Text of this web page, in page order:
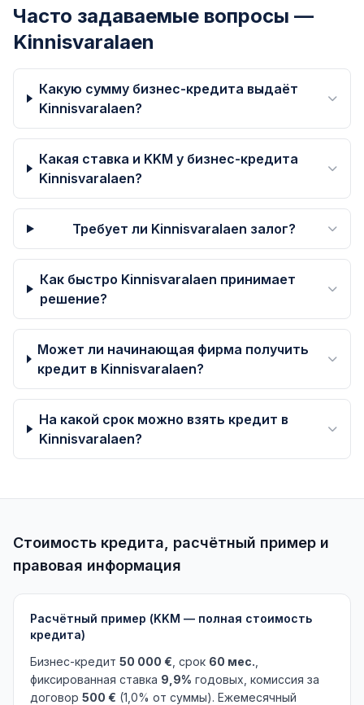
Часто задаваемые вопросы —
Kinnisvaralaen
Какую сумму бизнес-кредита выдаёт
Kinnisvaralaen?
Какая ставка и KKM у бизнес-кредита
Kinnisvaralaen?
Требует ли Kinnisvaralaen залог?
Как быстро Kinnisvaralaen принимает
решение?
Может ли начинающая фирма получить
кредит в Kinnisvaralaen?
На какой срок можно взять кредит в
Kinnisvaralaen?
Стоимость кредита, расчётный пример и
правовая информация
Расчётный пример (KKM — полная стоимость
кредита)
Бизнес-кредит 50 000 € , срок 60 мес.
фиксированная ставка 9,9% годовых, комиссия за
договор 500 € (1,0% от суммы). Ежемесячный